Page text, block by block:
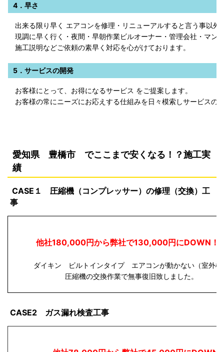
4．早さ
出来る限り早く エアコンを修理・リニューアルすると言う事以外
現調に早く行く・夜間・早朝作業ビルオーナー・管理会社・マン
施工説明などご依頼の素早く対応を心がけております。
5．サービスの開発
お客様にとって、お得になるサービス をご提案します。
お客様の常にニーズにお応えする仕組みを日々模索しサービスの
愛知県 豊橋市 でここまで安くなる！？施工実
績
CASE１ 圧縮機（コンプレッサー）の修理（交換）工
事
他社180,000円から弊社で130,000円に
ダイキン ビルトインタイプ エアコンが動かない（室外機
圧縮機の交換作業で無事復旧致しました。
CASE2 ガス漏れ検査工事